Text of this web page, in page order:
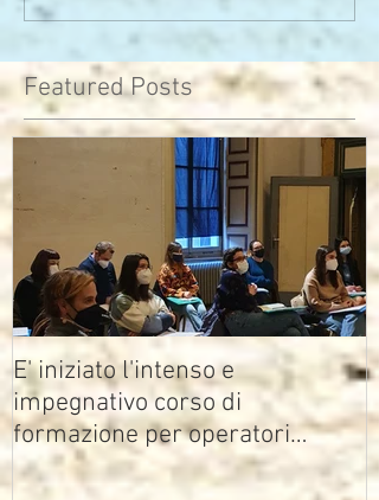
Featured Posts
E' iniziato l'intenso e
impegnativo corso di
formazione per operatori
multimediali Avisco